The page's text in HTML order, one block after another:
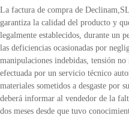
La factura de compra de
garantiza la calidad del producto y
legalmente establecidos, durante un
las deficiencias ocasionadas por
manipulaciones indebidas, tensión
efectuada por un servicio técnico
materiales sometidos a desgaste por
deberá informar al vendedor de la
dos meses desde que tuvo